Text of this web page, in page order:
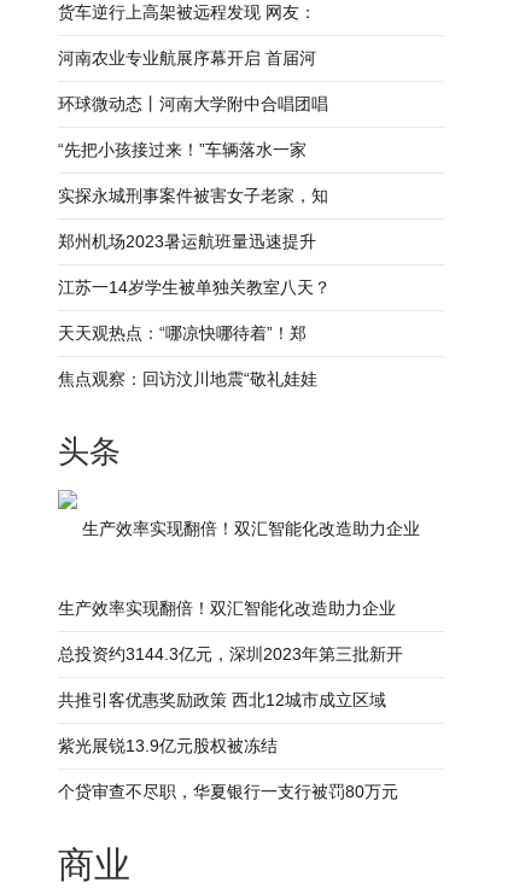
货车逆行上高架被远程发现 网友：
河南农业专业航展序幕开启 首届河
环球微动态丨河南大学附中合唱团唱
“先把小孩接过来！”车辆落水一家
实探永城刑事案件被害女子老家，知
郑州机场2023暑运航班量迅速提升
江苏一14岁学生被单独关教室八天？
天天观热点：“哪凉快哪待着”！郑
焦点观察：回访汶川地震“敬礼娃娃
头条
生产效率实现翻倍！双汇智能化改造助力企业
生产效率实现翻倍！双汇智能化改造助力企业
总投资约3144.3亿元，深圳2023年第三批新开
共推引客优惠奖励政策 西北12城市成立区域
紫光展锐13.9亿元股权被冻结
个贷审查不尽职，华夏银行一支行被罚80万元
商业